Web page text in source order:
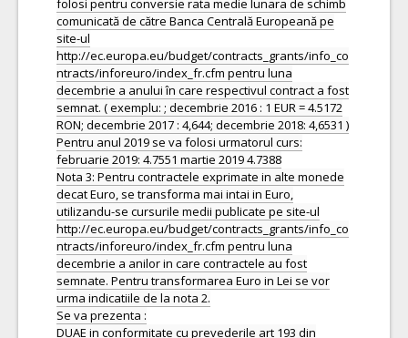
folosi pentru conversie rata medie lunara de schimb
comunicată de către Banca Centrală Europeană pe
site-ul
http://ec.europa.eu/budget/contracts_grants/info_co
ntracts/inforeuro/index_fr.cfm pentru luna
decembrie a anului în care respectivul contract a fost
semnat. ( exemplu: ; decembrie 2016 : 1 EUR = 4.5172
RON; decembrie 2017 : 4,644; decembrie 2018: 4,6531 )
Pentru anul 2019 se va folosi urmatorul curs:
februarie 2019: 4.7551 martie 2019 4.7388
Nota 3: Pentru contractele exprimate in alte monede
decat Euro, se transforma mai intai in Euro,
utilizandu-se cursurile medii publicate pe site-ul
http://ec.europa.eu/budget/contracts_grants/info_co
ntracts/inforeuro/index_fr.cfm pentru luna
decembrie a anilor in care contractele au fost
semnate. Pentru transformarea Euro in Lei se vor
urma indicatiile de la nota 2.
Se va prezenta :
DUAE in conformitate cu prevederile art 193 din